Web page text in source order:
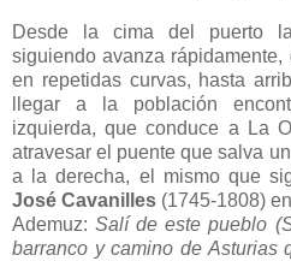
Desde la cima del puerto
siguiendo avanza
en repetidas curvas, hasta
llegar a la población
izquierda, que conduce a La
atravesar el puente que salva
a la derecha, el mismo que
José Cavanilles (1745-1808)
Ademuz:Salí de este pueblo
barranco y camino de Asturias